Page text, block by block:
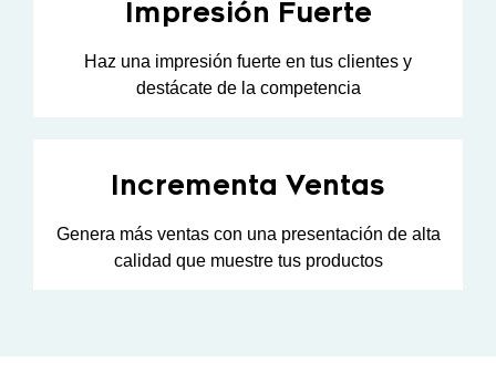
Impresión Fuerte
Haz una impresión fuerte en tus clientes y
destácate de la competencia
Incrementa Ventas
Genera más ventas con una presentación de alta
calidad que muestre tus productos